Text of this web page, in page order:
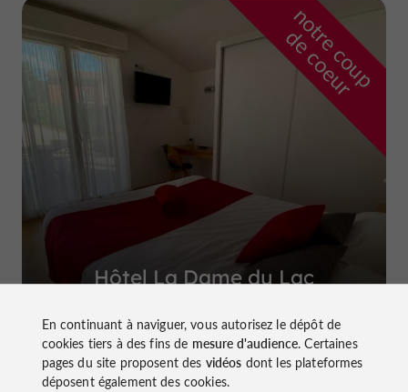
n
o
t
r
e
c
o
u
p
d
e
c
o
e
u
r
Hôtel La Dame du Lac
En continuant à naviguer, vous autorisez le dépôt de
cookies tiers à des fins de mesure d'audience. Certaines
pages du site proposent des vidéos dont les plateformes
déposent également des cookies.